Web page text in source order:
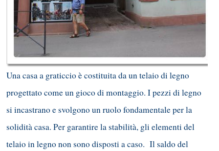
Una casa a graticcio è costituita da un telaio di legno
progettato come un gioco di montaggio. I pezzi di legno
si incastrano e svolgono un ruolo fondamentale per la
solidità casa. Per garantire la stabilità, gli elementi del
telaio in legno non sono disposti a caso. Il saldo del